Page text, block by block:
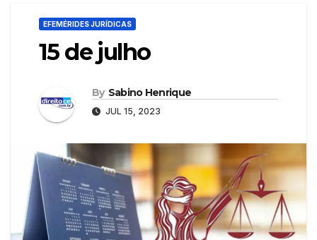
EFEMÉRIDES JURÍDICAS
15 de julho
By Sabino Henrique
JUL 15, 2023